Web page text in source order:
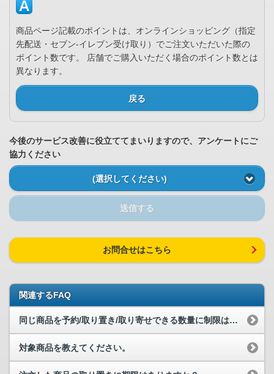
商品ページ記載のポイントは、オンラインショッピング（指定
先配送・セブン-イレブン受け取り）でご注文いただいた際の
ポイント数です。 店舗でご購入いただく場合のポイント数とは
異なります。
戻る
今後のサービス改善に役立ててまいりますので、アンケートにご
協力ください
(選択してください)
送信する
お問合せはこちら
関連するFAQ
同じ商品を予約/取り置き/取り寄せできる数量に制限はありますか？
対象商品を教えてください。